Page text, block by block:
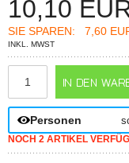
10,10
SIE SPAREN: 7,60
INKL. MWST
Personen
NOCH 2 ARTIKEL